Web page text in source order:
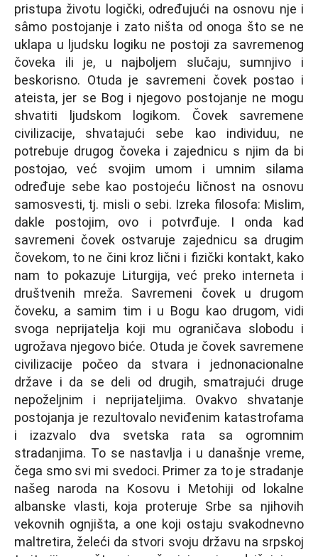
pristupa životu logički, određujući na osnovu nje i
sâmo postojanje i zato ništa od onoga što se ne
uklapa u lјudsku logiku ne postoji za savremenog
čoveka ili je, u najbolјem slučaju, sumnjivo i
beskorisno. Otuda je savremeni čovek postao i
ateista, jer se Bog i njegovo postojanje ne mogu
shvatiti lјudskom logikom. Čovek savremene
civilizacije, shvatajući sebe kao individuu, ne
potrebuje drugog čoveka i zajednicu s njim da bi
postojao, već svojim umom i umnim silama
određuje sebe kao postojeću ličnost na osnovu
samosvesti, tj. misli o sebi. Izreka filosofa: Mislim,
dakle postojim, ovo i potvrđuje. I onda kad
savremeni čovek ostvaruje zajednicu sa drugim
čovekom, to ne čini kroz lični i fizički kontakt, kako
nam to pokazuje Liturgija, već preko interneta i
društvenih mreža. Savremeni čovek u drugom
čoveku, a samim tim i u Bogu kao drugom, vidi
svoga neprijatelјa koji mu ograničava slobodu i
ugrožava njegovo biće. Otuda je čovek savremene
civilizacije počeo da stvara i jednonacionalne
države i da se deli od drugih, smatrajući druge
nepoželјnim i neprijatelјima. Ovakvo shvatanje
postojanja je rezultovalo neviđenim katastrofama
i izazvalo dva svetska rata sa ogromnim
stradanjima. To se nastavlјa i u današnje vreme,
čega smo svi mi svedoci. Primer za to je stradanje
našeg naroda na Kosovu i Metohiji od lokalne
albanske vlasti, koja proteruje Srbe sa njihovih
vekovnih ognjišta, a one koji ostaju svakodnevno
maltretira, želeći da stvori svoju državu na srpskoj